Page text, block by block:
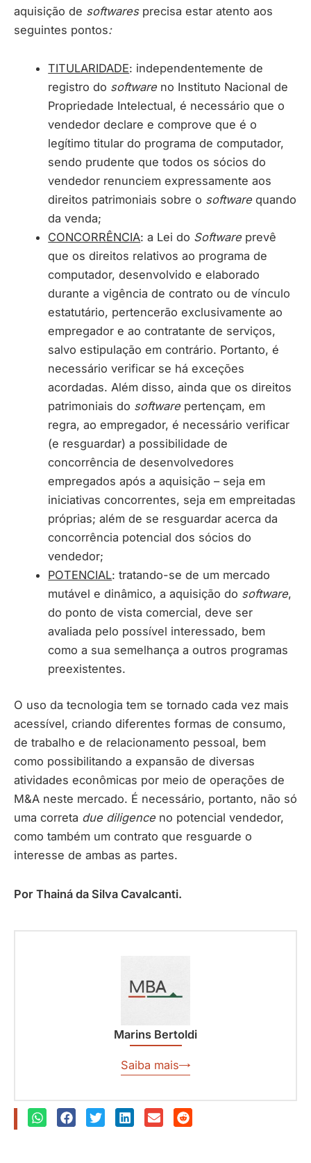
aquisição de softwares precisa estar atento aos
seguintes pontos:
TITULARIDADE: independentemente de
registro do software no Instituto Nacional de
Propriedade Intelectual, é necessário que o
vendedor declare e comprove que é o
legítimo titular do programa de computador,
sendo prudente que todos os sócios do
vendedor renunciem expressamente aos
direitos patrimoniais sobre o softwarequando
da venda;
CONCORRÊNCIA: a Lei do Software prevê
que os direitos relativos ao programa de
computador, desenvolvido e elaborado
durante a vigência de contrato ou de vínculo
estatutário, pertencerão exclusivamente ao
empregador e ao contratante de serviços,
salvo estipulação em contrário. Portanto, é
necessário verificar se há exceções
acordadas. Além disso, ainda que os direitos
patrimoniais do software pertençam, em
regra, ao empregador, é necessário verificar
(e resguardar) a possibilidade de
concorrência de desenvolvedores
empregados após a aquisição – seja em
iniciativas concorrentes, seja em empreitadas
próprias; além de se resguardar acerca da
concorrência potencial dos sócios do
vendedor;
POTENCIAL: tratando-se de um mercado
mutável e dinâmico, a aquisição do software,
do ponto de vista comercial, deve ser
avaliada pelo possível interessado, bem
como a sua semelhança a outros programas
preexistentes.
O uso da tecnologia tem se tornado cada vez mais
acessível, criando diferentes formas de consumo,
de trabalho e de relacionamento pessoal, bem
como possibilitando a expansão de diversas
atividades econômicas por meio de operações de
M&A neste mercado. É necessário, portanto, não só
uma correta due diligence no potencial vendedor,
como também um contrato que resguarde o
interesse de ambas as partes.
Por Thainá da Silva Cavalcanti.
Marins Bertoldi
Saiba mais